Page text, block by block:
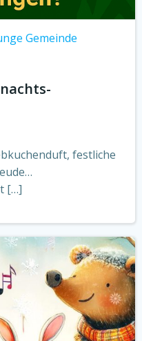
Gemeinde
festliche
[…]